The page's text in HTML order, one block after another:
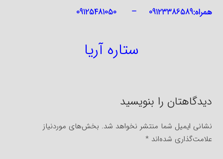
همراه:09123386589 – 09125481050
ستاره آریا
دیدگاهتان را بنویسید
نشانی ایمیل شما منتشر نخواهد شد. بخش‌های موردنیاز
علامت‌گذاری شده‌اند*